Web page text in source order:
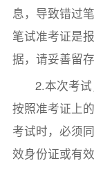
息，导致错过
笔试准考证是
据，请妥善留存
2.本次考
按照准考证上
考试时，必须
效身份证或有